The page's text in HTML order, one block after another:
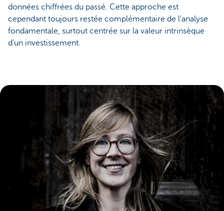
données chiffrées du passé. Cette approche est
cependant toujours restée complémentaire de l'analyse
fondamentale, surtout centrée sur la valeur intrinsèque
d'un investissement.